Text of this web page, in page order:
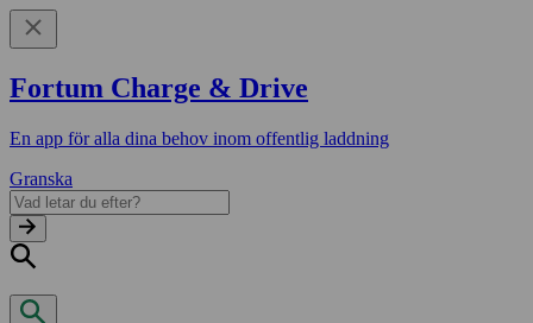
Fortum Charge & Drive
En app för alla dina behov inom offentlig laddning
Granska